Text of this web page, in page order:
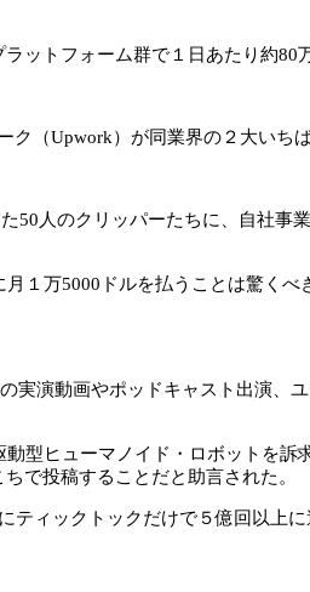
ットフォーム群で１日あたり約80
（Upwork）が同業界の２大いち
50人のクリッパーたちに、自社事
１万5000ドルを払うことは驚くべ
実演動画やポッドキャスト出演、
型ヒューマノイド・ロボットを訴
で投稿することだと助言された。
ィックトックだけで５億回以上に